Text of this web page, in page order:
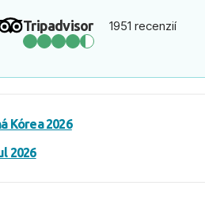
Tripadvisor 1951 recenzií
Kórea 2026
2026